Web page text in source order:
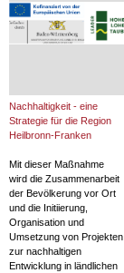
Nachhaltigkeit - eine
Strategie für die Region
Heilbronn-Franken
Mit dieser Maßnahme
wird die Zusammenarbeit
der Bevölkerung vor Ort
und die Initiierung,
Organisation und
Umsetzung von Projekten
zur nachhaltigen
Entwicklung in ländlichen